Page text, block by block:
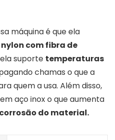
máquina é que ela
com fibra de
suporte temperaturas
chamas o que a
quem a usa. Além disso,
aço inox o que aumenta
do material.